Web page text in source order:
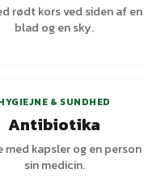
rødt kors ved siden af
blad og en sky.
& SUNDHED
Antibiotika
med kapsler og en
sin medicin.